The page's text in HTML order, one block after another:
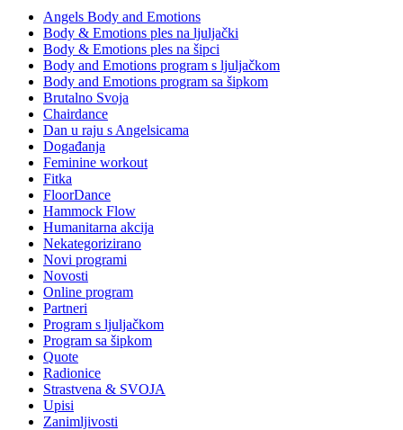
Angels Body and Emotions
Body & Emotions ples na ljuljački
Body & Emotions ples na šipci
Body and Emotions program s ljuljačkom
Body and Emotions program sa šipkom
Brutalno Svoja
Chairdance
Dan u raju s Angelsicama
Događanja
Feminine workout
Fitka
FloorDance
Hammock Flow
Humanitarna akcija
Nekategorizirano
Novi programi
Novosti
Online program
Partneri
Program s ljuljačkom
Program sa šipkom
Quote
Radionice
Strastvena & SVOJA
Upisi
Zanimljivosti